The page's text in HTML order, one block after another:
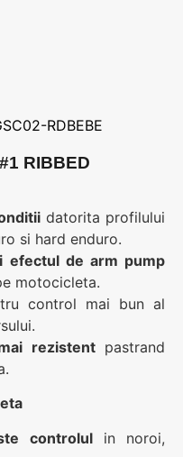
RDBEBE
RIBBED
datorita profilului
si hard enduro.
efectul de arm pump
motocicleta.
control mai bun al
rezistentpastrand
controlulin noroi,